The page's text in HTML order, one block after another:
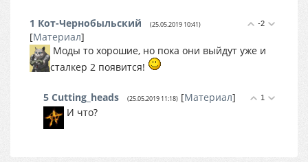
-2
1 Кот-Чернобыльский (25.05.2019 10:41)
[Материал]
Моды то хорошие, но пока они выйдут уже и
сталкер 2 появится!
1
5 Cutting_heads (25.05.2019 11:18) [Материал]
И что?